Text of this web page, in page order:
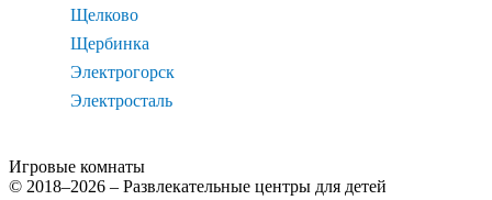
Щелково
Щербинка
Электрогорск
Электросталь
Игровые комнаты
© 2018–2026 – Развлекательные центры для детей